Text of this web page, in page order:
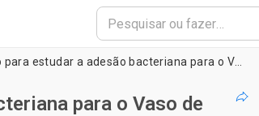
a adesão bacteriana para o Vaso de parede em condições de escoamento
para o Vaso de